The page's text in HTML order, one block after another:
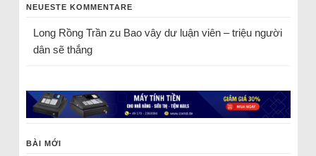
NEUESTE KOMMENTARE
Long Rồng Trầnzu Bao vây dư luận viên – triệu người
dân sẽ thắng
BÀI MỚI